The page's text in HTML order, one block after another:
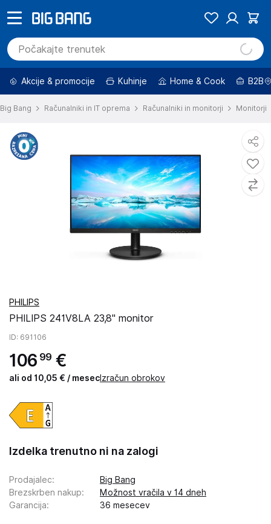
Akcije & promocije Kuhinje Home & Cook B2B
Big Bang Računalniki in IT oprema Računalniki in monitorji Monitorji
PHILIPS
PHILIPS 241V8LA 23,8" monitor
ID: 691106
106 99 €
ali od 10,05 € / mesec Izračun obrokov
Izdelka trenutno ni na zalogi
Prodajalec:
Big Bang
Brezskrben nakup:
Možnost vračila v 14 dneh
Garancija: 36 mesecev